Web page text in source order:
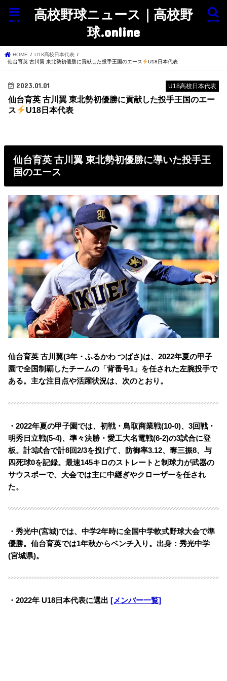
高校野球ニュース｜高校野
球.online
search
menu
HOME
U18高校日本代表
仙台育英 古川翼 東北勢初優勝に貢献した投手王国のエース
U18日本代表
U18高校日本代表
2023.01.01
仙台育英 古川翼 東北勢初優勝に貢献した投手王国のエー
ス
U18日本代表
仙台育英 古川翼 東北勢初優勝に導いた投手王
国のエース
仙台育英 古川翼(3年・ふるかわ つばさ)は、2022年夏の甲子
園で全国制覇したチームの「背番号1」を任された左腕投手で
ある。主な注目点や活躍状況は、次のとおり。
・2022年夏の甲子園では、初戦・鳥取商業戦(10-0)、3回戦・
明秀日立戦(5-4)、準々決勝・愛工大名電戦(6-2)の3試合に登
板。計3試合で計8回2/3を投げて、防御率3.12、奪三振8、与
四死球0を記録。最速145キロのストレートと制球力が武器の
サウスポーで、大会では主に中継ぎやクローザーを任され
た。
・秀光中(宮城)では、中学2年時に全国中学軟式野球大会で準
優勝。仙台育英では1年秋からベンチ入り。 出身：秀光中学
(宮城県)。
・2022年 U18日本代表に選出 [メンバー一覧]